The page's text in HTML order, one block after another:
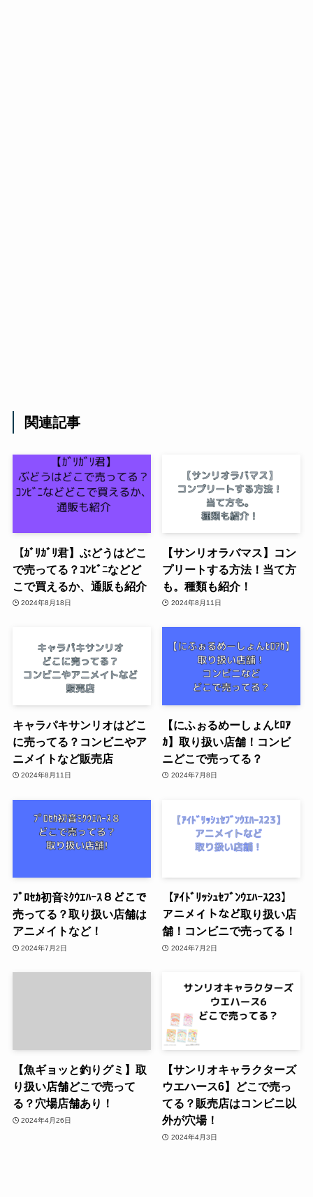
関連記事
【ｶﾞﾘｶﾞﾘ君】ぶどうはどこ
で売ってる？ｺﾝﾋﾞﾆなどど
こで買えるか、通販も紹介
2024年8月18日
【サンリオラバマス】コン
プリートする方法！当て方
も。種類も紹介！
2024年8月11日
キャラパキサンリオはどこ
に売ってる？コンビニやア
ニメイトなど販売店
2024年8月11日
【にふぉるめーしょんﾋﾛｱ
ｶ】取り扱い店舗！コンビ
ニどこで売ってる？
2024年7月8日
ﾌﾟﾛｾｶ初音ﾐｸｳｴﾊｰｽ８どこで
売ってる？取り扱い店舗は
アニメイトなど！
2024年7月2日
【ｱｲﾄﾞﾘｯｼｭｾﾌﾞﾝｳｴﾊｰｽ23】
アニメイトなど取り扱い店
舗！コンビニで売ってる！
2024年7月2日
【魚ギョッと釣りグミ】取
り扱い店舗どこで売って
る？穴場店舗あり！
2024年4月26日
【サンリオキャラクターズ
ウエハース6】どこで売っ
てる？販売店はコンビニ以
外が穴場！
2024年4月3日